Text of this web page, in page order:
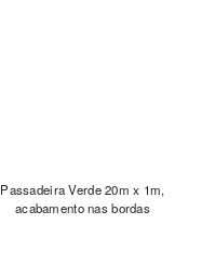
Passadeira Verde 20m x 1m,
acabamento nas bordas